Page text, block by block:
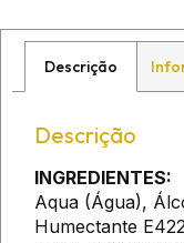
Descrição
Descrição
INGREDIENTES:
Aqua (Água),
Humectante